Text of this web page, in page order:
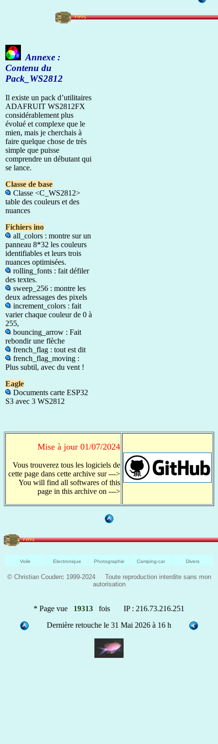
Annexe :
Contenu du
Pack_WS2812
Il existe un pack d’utilitaires
ADAFRUIT WS2812FX
considérablement plus
évolué et complexe que le
mien, mais je cherchais à
faire quelque chose de très
simple que puisse
comprendre un débutant qui
se lance.
Classe de base
Classe <C_WS2812>
table des couleurs et des
nuances
Fichiers ino
all_colors : montre sur un
panneau 8*32 les couleurs
identifiables et leurs trois
nuances optimisées.
rolling_fonts : fait défiler
des textes.
sweep_256 : montre les
deux adressages des pixels
increment_colors : fait
varier chaque couleur de 0 à
255,
bouncing_arrow : Fait
rebondir une flèche
french_flag : tout est dit
french_flag_moving :
Plus subtil, avec du vent !
Eagle
Documents carte ESP32
S3 avec 3 WS2812
Mise à jour 01/07/2024
Vous trouverez tous les logiciels de
cette page dans cette archive sur --->
You will find all softwares of this
page in this archive on --->
Voile Electronique Photographie Camping-car Divers
© Christian Couderc 1999-2024 Toute reproduction interdite sans mon
autorisation
* Page vue 19313 fois IP : 216.73.216.251
Dernière retouche le 31 Mai 2026 à 16 h